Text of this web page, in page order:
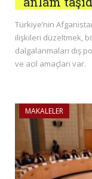
Türkiye’nin
ilişkileri düzeltmek,
dalgalanmaları dış
ve acil amaçları var.
MAKALELER